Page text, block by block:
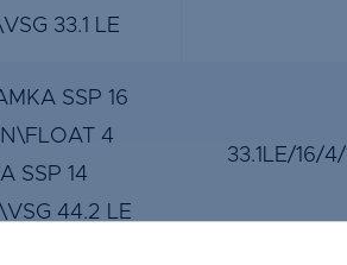
33.1 LE
SSP 16
4
SSP 14
44.2 LE
33.1LE/16/